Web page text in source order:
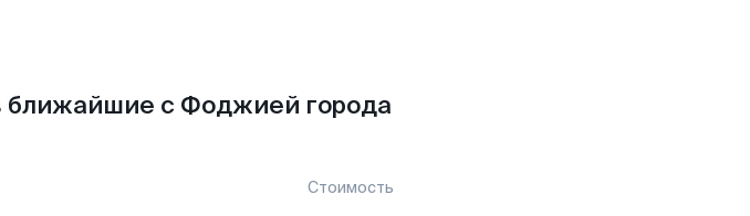
ближайшие с Фоджией города
Стоимость